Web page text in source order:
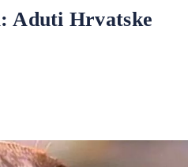
Aduti Hrvatske